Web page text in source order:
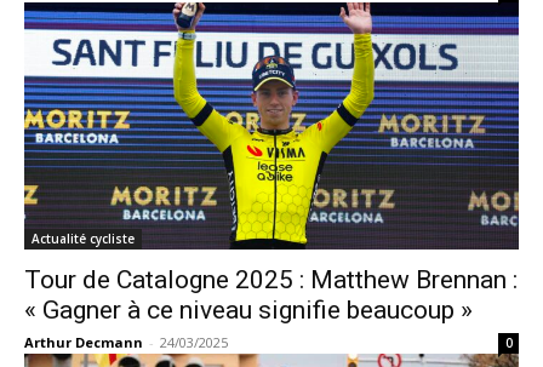
Actualité cycliste
Tour de Catalogne 2025 : Matthew Brennan :
« Gagner à ce niveau signifie beaucoup »
Arthur Decmann - 24/03/2025 0